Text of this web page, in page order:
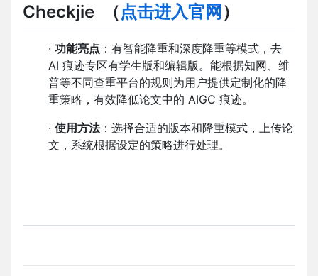
Checkjie （点击进入官网 ）
· 功能亮点 ：有智能降重和深度降重等模式，去
AI 痕迹专区有学生版和编辑版。能根据知网、维
普等不同查重平台的规则为用户提供定制化的降
重策略，有效降低论文中的 AIGC 痕迹。
· 使用方法：选择合适的版本和降重模式，上传论
文，系统根据设定的策略进行处理。